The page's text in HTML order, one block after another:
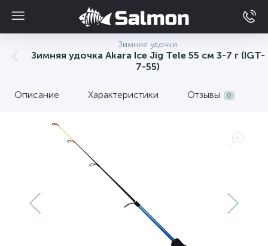
Зимние удочки
Зимняя удочка Akara Ice Jig Tele 55 см 3-7 г (IGT-
7-55)
Описание Характеристики Отзывы 0